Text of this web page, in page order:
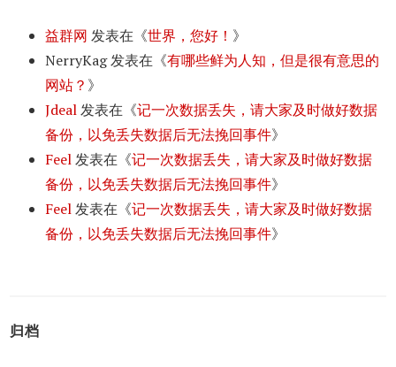
益群网 发表在《世界，您好！ 》
NerryKag发表在《有哪些鲜为人知，但是很有意思的
网站？ 》
Jdeal发表在《记一次数据丢失，请大家及时做好数据
备份，以免丢失数据后无法挽回事件》
Feel发表在《记一次数据丢失，请大家及时做好数据
备份，以免丢失数据后无法挽回事件》
Feel发表在《记一次数据丢失，请大家及时做好数据
备份，以免丢失数据后无法挽回事件》
归档